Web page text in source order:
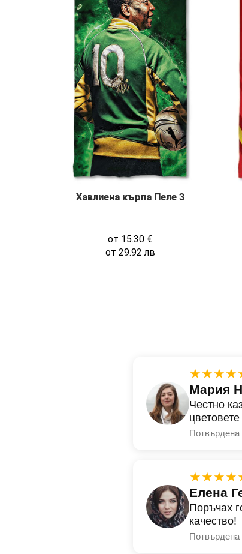
Хавлиена кърпа Пеле 3
от 15.30 €
от 29.92лв
Мария
Честно
Потвърдена
Елена
Поръчах
качество!
Потвърдена